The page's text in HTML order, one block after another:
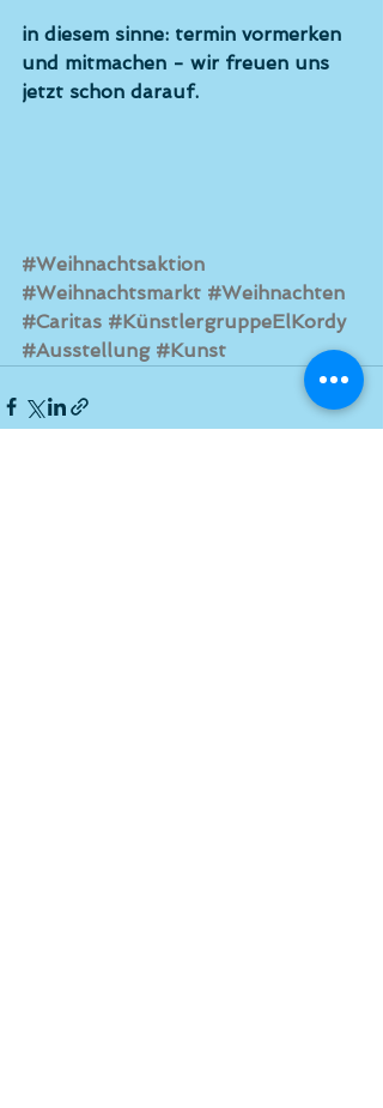
in diesem sinne: termin vormerken
und mitmachen - wir freuen uns
jetzt schon darauf.
#Weihnachtsaktion
#Weihnachtsmarkt #Weihnachten
#Caritas #KünstlergruppeElKordy
#Ausstellung #Kunst